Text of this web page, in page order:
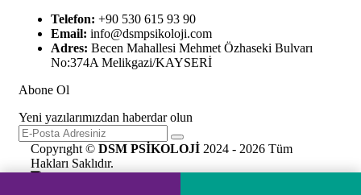
Telefon: +90 530 615 93 90
Email: info@dsmpsikoloji.com
Adres: Becen Mahallesi Mehmet Özhaseki Bulvarı
No:374A Melikgazi/KAYSERİ
Abone Ol
Yeni yazılarımızdan haberdar olun
Copyrıght © DSM PSİKOLOJİ 2024 - 2026 Tüm
Hakları Saklıdır.